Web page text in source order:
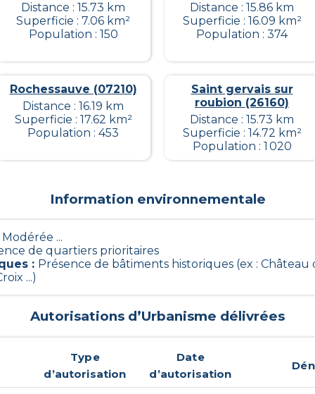
Distance : 15.73 km
Superficie : 7.06 km²
Population : 150
Distance : 15.86 km
Superficie : 16.09 km²
Population : 374
Rochessauve (07210)
Distance : 16.19 km
Superficie : 17.62 km²
Population : 453
Saint gervais sur
roubion (26160)
Distance : 15.73 km
Superficie : 14.72 km²
Population : 1 020
Information environnementale
Modérée ...
de quartiers prioritaires
: Présence de bâtiments historiques (ex : Château
...)
Autorisations d’Urbanisme délivrées
Type
d’autorisation
Date
d’autorisation